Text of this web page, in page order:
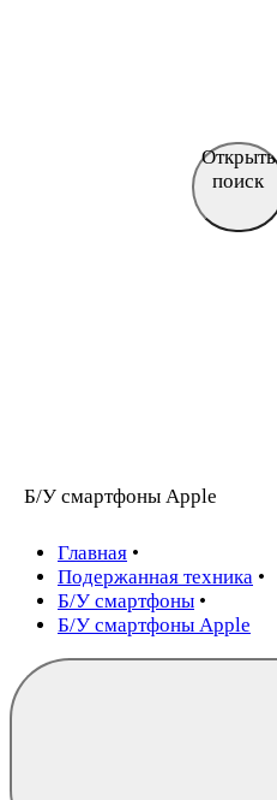
Открыть
поиск
Б/У смартфоны Apple
Главная •
Подержанная техника •
Б/У смартфоны •
Б/У смартфоны Apple